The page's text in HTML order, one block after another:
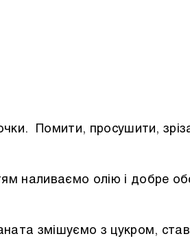
Помити, просушити,
наливаємо олію і добре
змішуємо з цукром,